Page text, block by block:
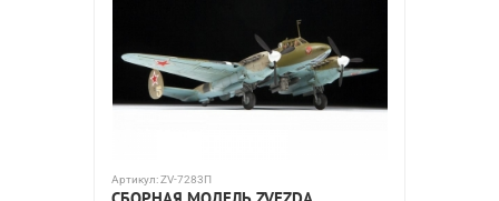
Артикул:ZV-7283П